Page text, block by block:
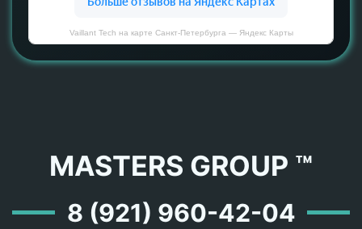
Vaillant Tech на карте Санкт‑Петербурга — Яндекс Карты
MASTERS GROUP ™
8 (921) 960-42-04